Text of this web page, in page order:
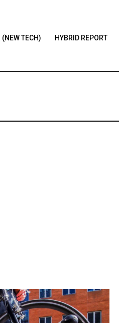
(NEW TECH) HYBRID REPORT